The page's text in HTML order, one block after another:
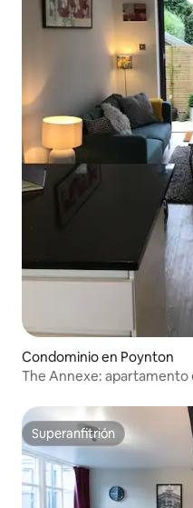
Condominio en Poynton
The Annexe: apartamento
Superanfitrión
Superanfitrión